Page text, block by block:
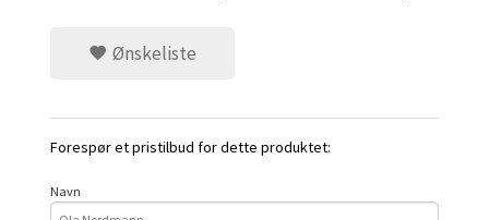
Ønskeliste
Forespør et pristilbud for dette produktet:
Navn